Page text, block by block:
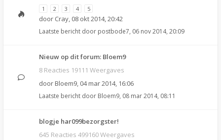
1 2 3 4 5
door Cray, 08 okt 2014, 20:42
Laatste bericht door postbode7, 06 nov 2014, 20:09
Nieuw op dit forum: Bloem9
8 Reacties 19111 Weergaves
door Bloem9, 04 mar 2014, 16:06
Laatste bericht door Bloem9, 08 mar 2014, 08:11
blogje har099bezorgster!
645 Reacties 499160 Weergaves